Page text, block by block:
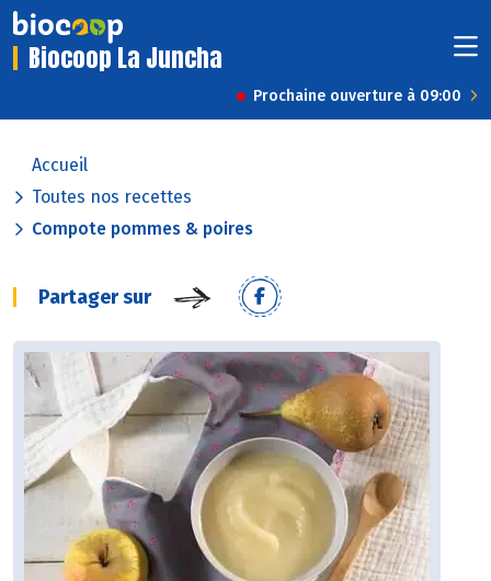
Biocoop La Juncha
Prochaine ouverture à 09:00
Accueil
Toutes nos recettes
Compote pommes & poires
Partager sur